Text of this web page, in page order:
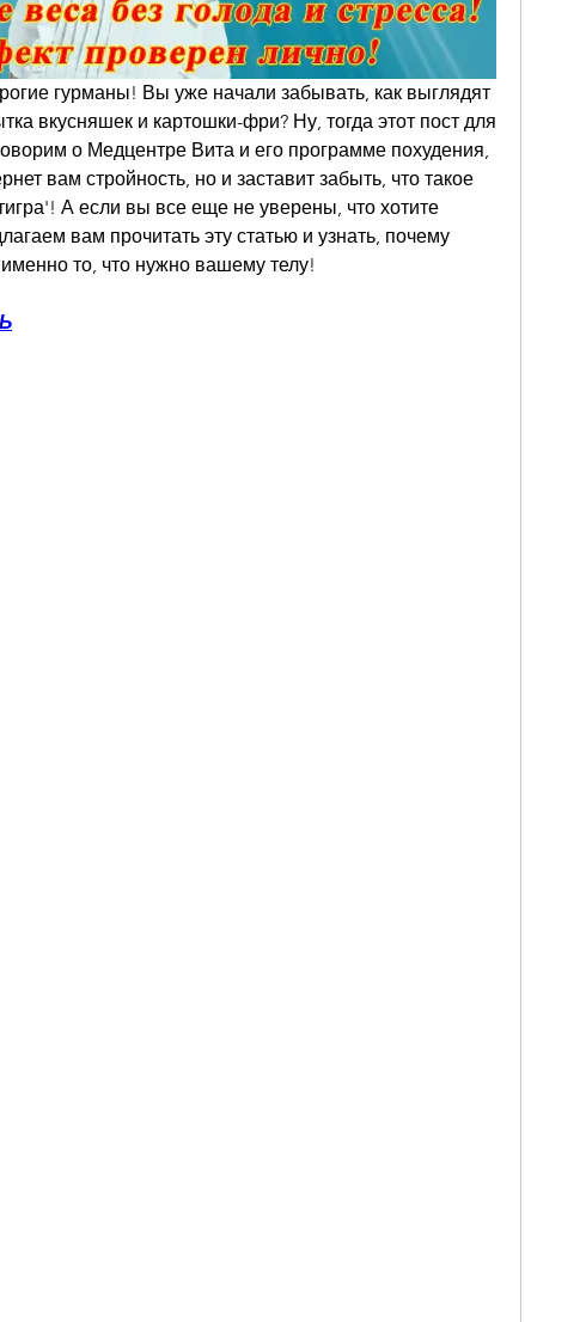
гурманы! Вы уже начали забывать, как выглядят
вкусняшек и картошки-фри? Ну, тогда этот пост для
о Медцентре Вита и его программе похудения,
вам стройность, но и заставит забыть, что такое
А если вы все еще не уверены, что хотите
вам прочитать эту статью и узнать, почему
то, что нужно вашему телу!